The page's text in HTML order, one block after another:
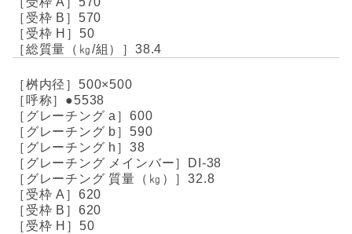
570
50
38.4
500×500
●5538
600
590
38
DI-38
32.8
620
620
50